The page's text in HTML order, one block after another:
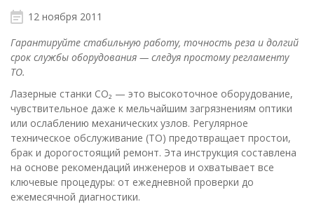
12 ноября 2011
Гарантируйте стабильную работу, точность реза и долгий
срок службы оборудования — следуя простому регламенту
ТО.
Лазерные станки CO₂ — это высокоточное оборудование,
чувствительное даже к мельчайшим загрязнениям оптики
или ослаблению механических узлов. Регулярное
техническое обслуживание (ТО) предотвращает простои,
брак и дорогостоящий ремонт. Эта инструкция составлена
на основе рекомендаций инженеров и охватывает все
ключевые процедуры: от ежедневной проверки до
ежемесячной диагностики.